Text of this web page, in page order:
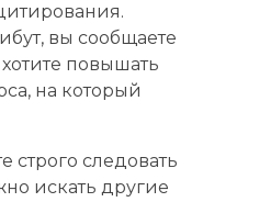
вы сообщаете
повышать
на который
строго следовать
искать другие